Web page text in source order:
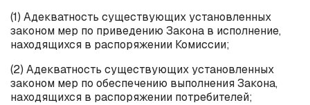
(1) Адекватность существующих установленных
законом мер по приведению Закона в исполнение,
находящихся в распоряжении Комиссии;
(2) Адекватность существующих установленных
законом мер по обеспечению выполнения Закона,
находящихся в распоряжении потребителей;